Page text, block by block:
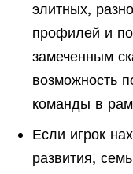
элитных,
профилей и
замеченным
возможность
команды в
Если игрок
развития,